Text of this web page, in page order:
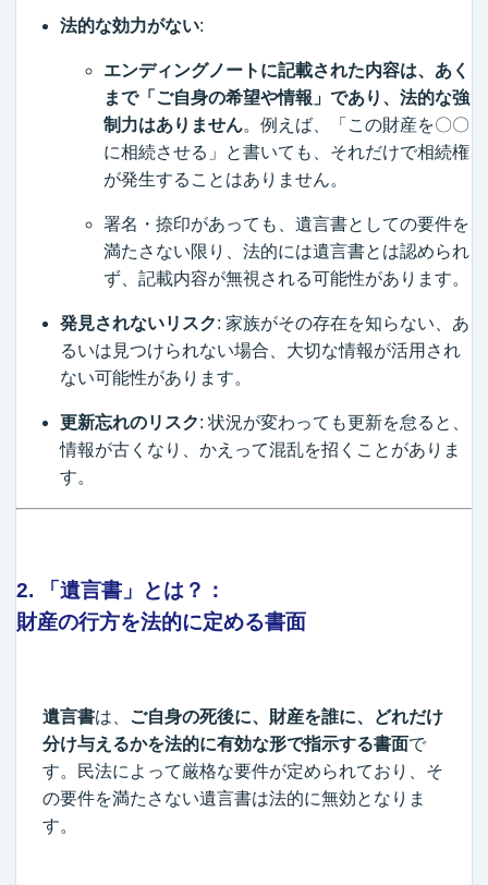
法的な効力がない:
エンディングノートに記載された内容は、あく
まで「ご自身の希望や情報」であり、法的な強
制力はありません。例えば、「この財産を〇〇
に相続させる」と書いても、それだけで相続権
が発生することはありません。
署名・捺印があっても、遺言書としての要件を
満たさない限り、法的には遺言書とは認められ
ず、記載内容が無視される可能性があります。
発見されないリスク: 家族がその存在を知らない、あ
るいは見つけられない場合、大切な情報が活用され
ない可能性があります。
更新忘れのリスク: 状況が変わっても更新を怠ると、
情報が古くなり、かえって混乱を招くことがありま
す。
2. 「遺言書」とは？：
財産の行方を法的に定める書面
遺言書は、
ご自身の死後に、財産を誰に、どれだけ
分け与えるかを法的に有効な形で指示する書面で
す。民法によって厳格な要件が定められており、そ
の要件を満たさない遺言書は法的に無効となりま
す。